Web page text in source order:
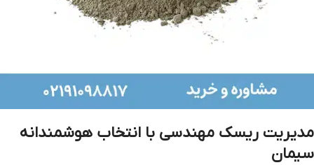
مدیریت ریسک مهندسی با انتخاب هوشمندانه
سیمان